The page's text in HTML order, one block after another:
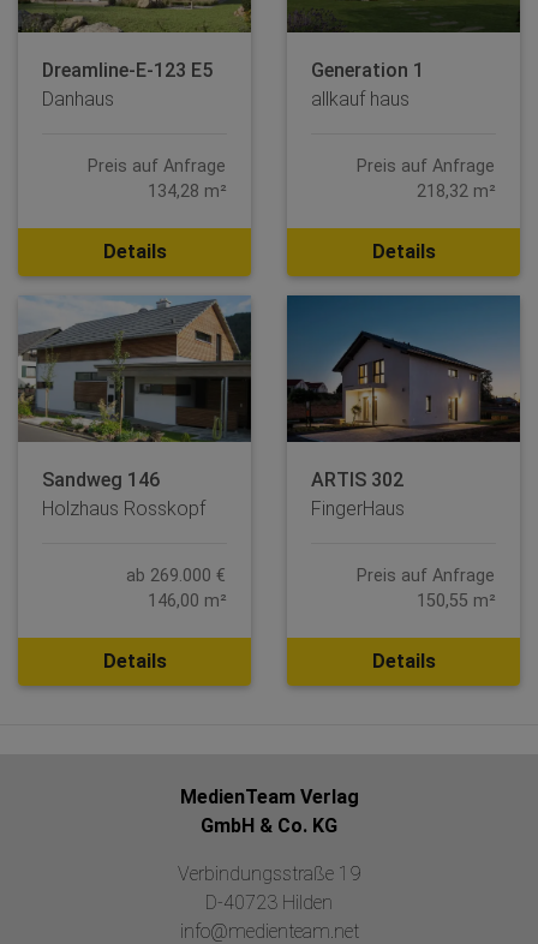
Dreamline-E-123 E5
Danhaus
Preis auf Anfrage
134,28 m²
Details
Generation 1
allkauf haus
Preis auf Anfrage
218,32 m²
Details
Sandweg 146
Holzhaus Rosskopf
ab 269.000 €
146,00 m²
Details
ARTIS 302
FingerHaus
Preis auf Anfrage
150,55 m²
Details
MedienTeam Verlag
GmbH & Co. KG
Verbindungsstraße 19
D-40723 Hilden
info@medienteam.net